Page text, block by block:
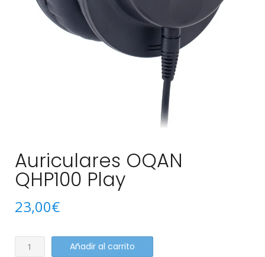
Auriculares OQAN
QHP100 Play
23,00€
Auriculares
Añadir al carrito